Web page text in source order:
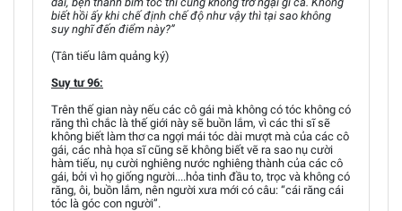
biết hồi ấy khi chế định chế độ như vậy thì tại sao không
suy nghĩ đến điểm này?”
(Tân tiếu lâm quảng ký)
Suy tư 96:
Trên thế gian này nếu các cô gái mà không có tóc không có
răng thì chắc là thế giới này sẽ buồn lắm, vì các thi sĩ sẽ
không biết làm thơ ca ngợi mái tóc dài mượt mà của các cô
gái, các nhà họa sĩ cũng sẽ không biết vẽ ra sao nụ cười
hàm tiếu, nụ cười nghiêng nước nghiêng thành của các cô
gái, bởi vì họ giống người....hỏa tinh đầu to, trọc và không có
răng, ôi, buồn lắm, nên người xưa mới có câu: “cái răng cái
tóc là góc con người”.